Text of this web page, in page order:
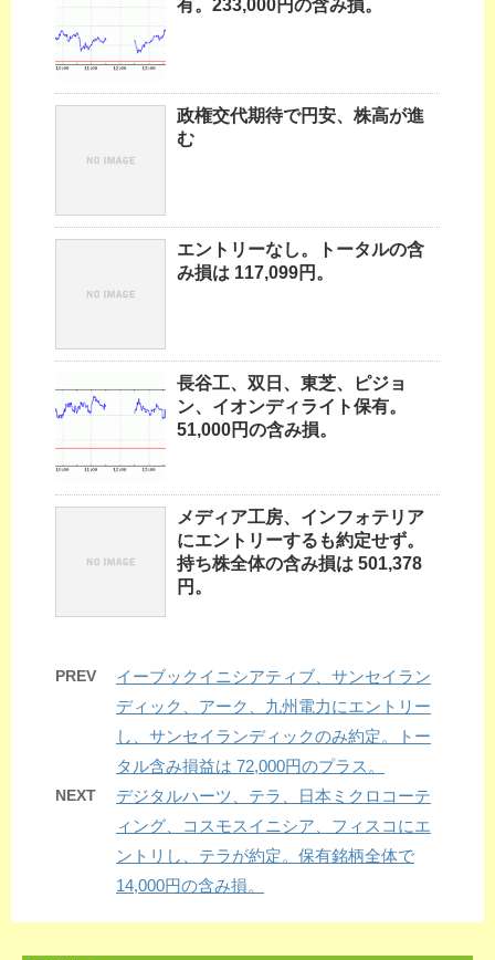
有。233,000円の含み損。
政権交代期待で円安、株高が進
む
エントリーなし。トータルの含
み損は 117,099円。
長谷工、双日、東芝、ピジョ
ン、イオンディライト保有。
51,000円の含み損。
メディア工房、インフォテリア
にエントリーするも約定せず。
持ち株全体の含み損は 501,378
円。
PREV
イーブックイニシアティブ、サンセイラン
ディック、アーク、九州電力にエントリー
し、サンセイランディックのみ約定。トー
タル含み損益は 72,000円のプラス。
NEXT
デジタルハーツ、テラ、日本ミクロコーテ
ィング、コスモスイニシア、フィスコにエ
ントリし、テラが約定。保有銘柄全体で
14,000円の含み損。